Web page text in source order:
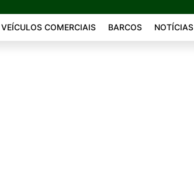
VEÍCULOS COMERCIAIS BARCOS NOTÍCIAS